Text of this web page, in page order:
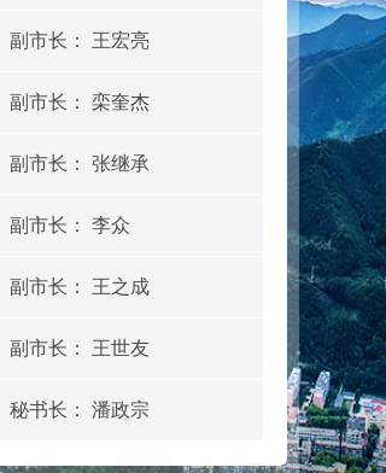
副市长： 王宏亮
副市长： 栾奎杰
副市长： 张继承
副市长： 李众
副市长： 王之成
副市长： 王世友
秘书长： 潘政宗